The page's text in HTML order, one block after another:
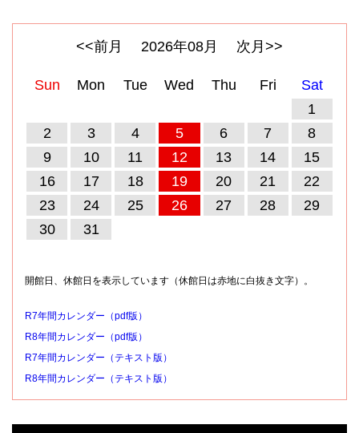
<<前月 2026年08月 次月>>
Sun Mon Tue Wed Thu Fri
Sat
1
2
3 4 5 6 7
8
9
10 11 12 13 14
15
16
17 18 19 20 21
22
23
24 25 26 27 28
29
30
31
開館日、休館日を表示しています（休館日は赤地に白抜き文字）。
R7年間カレンダー（pdf版）
R8年間カレンダー（pdf版）
R7年間カレンダー（テキスト版）
R8年間カレンダー（テキスト版）